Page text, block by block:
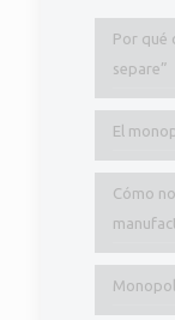
Por qué
separe”
El
Cómo